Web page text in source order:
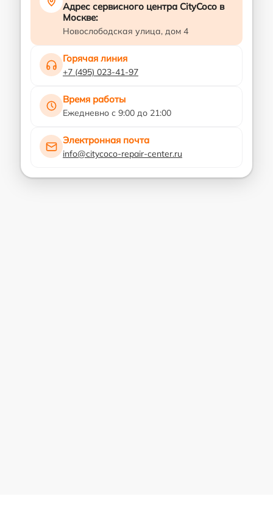
Адрес сервисного центра CityCoco в
Москве:
Новослободская улица, дом 4
Горячая линия
+7 (495) 023-41-97
Время работы
Ежедневно с 9:00 до 21:00
Электронная почта
info@citycoco-repair-center.ru